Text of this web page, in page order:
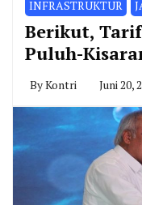
INFRASTRUKTUR
Berikut,
Puluh-
ByKontri Juni 20,